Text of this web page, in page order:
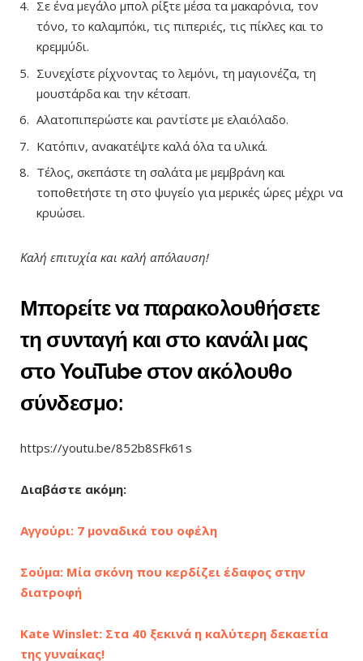
Σε ένα μεγάλο μπολ ρίξτε μέσα τα μακαρόνια, τον
τόνο, το καλαμπόκι, τις πιπεριές, τις πίκλες και το
κρεμμύδι.
Συνεχίστε ρίχνοντας το λεμόνι, τη μαγιονέζα, τη
μουστάρδα και την κέτσαπ.
Αλατοπιπερώστε και ραντίστε με ελαιόλαδο.
Κατόπιν, ανακατέψτε καλά όλα τα υλικά.
Τέλος, σκεπάστε τη σαλάτα με μεμβράνη και
τοποθετήστε τη στο ψυγείο για μερικές ώρες μέχρι να
κρυώσει.
Καλή επιτυχία και καλή απόλαυση!
Μπορείτε να παρακολουθήσετε
τη συνταγή και στο κανάλι μας
στο YouTube στον ακόλουθο
σύνδεσμο:
https://youtu.be/852b8SFk61s
Διαβάστε ακόμη:
Αγγούρι: 7 μοναδικά του οφέλη
Σούμα: Μία σκόνη που κερδίζει έδαφος στην
διατροφή
Kate Winslet: Στα 40 ξεκινά η καλύτερη δεκαετία
της γυναίκας!